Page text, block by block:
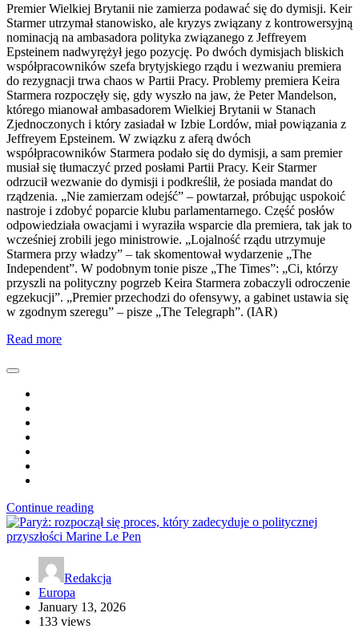
Premier Wielkiej Brytanii nie zamierza podawać się do dymisji. Keir
Starmer utrzymał stanowisko, ale kryzys związany z kontrowersyjną
nominacją na ambasadora polityka związanego z Jeffreyem
Epsteinem nadwyrężył jego pozycję. Po dwóch dymisjach bliskich
współpracowników szefa brytyjskiego rządu i wezwaniu premiera
do rezygnacji trwa chaos w Partii Pracy. Problemy premiera Keira
Starmera rozpoczęły się, gdy wyszło na jaw, że Peter Mandelson,
którego mianował ambasadorem Wielkiej Brytanii w Stanach
Zjednoczonych i który zasiadał w Izbie Lordów, miał powiązania z
Jeffreyem Epsteinem. W związku z aferą dwóch
współpracowników Starmera podało się do dymisji, a sam premier
musiał się tłumaczyć przed posłami Partii Pracy. Keir Starmer
odrzucił wezwanie do dymisji i podkreślił, że posiada mandat do
rządzenia. „Nie zamierzam odejść” – powtarzał, próbując uspokoić
nastroje i zdobyć poparcie klubu parlamentarnego. Część posłów
odpowiedziała owacjami i wyraziła wsparcie dla premiera, tak jak to
wcześniej zrobili jego ministrowie. „Lojalność rządu utrzymuje
Starmera przy władzy” – tak skomentował wydarzenie „The
Independent”. W podobnym tonie pisze „The Times”: „Ci, którzy
przyszli na polityczny pogrzeb Keira Starmera zobaczyli odroczenie
egzekucji”. „Premier przechodzi do ofensywy, a gabinet ustawia się
w zgodnym szeregu” – pisze „The Telegraph”. (IAR)
Read more
Continue reading
Redakcja
Europa
January 13, 2026
133 views